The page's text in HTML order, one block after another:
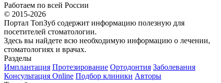
Работаем по всей России
© 2015-2026
Портал ТопЗуб содержит информацию полезную для
посетителей стоматологии.
Здесь вы найдете всю необходимую информацию о лечении,
стоматологиях и врачах.
Разделы
Имплантация Протезирование Ортодонтия Заболевания
Консультация Online Подбор клиники Авторы